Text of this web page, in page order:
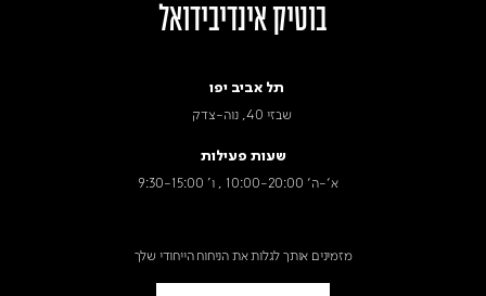
בוטיק אינדיבידואל
תל אביב יפו
שבזי 40, נוה-צדק
שעות פעילות
א׳-ה׳ 10:00-20:00 , ו' 9:30-15:00
מזמינים אותך לגלות את הניחוח הייחודי שלך